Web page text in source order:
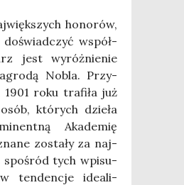
hono­rów,
doświad­czyć współ­
jest wyróż­nie­nie
Nobla. Przy­
1901 roku tra­fi­ła już
któ­rych dzie­ła
Aka­de­mię
zosta­ły za naj­
spo­śród tych wpi­su­
ten­den­cje ide­ali­